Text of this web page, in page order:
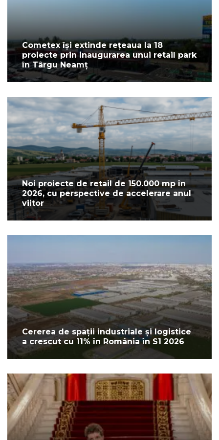
Cometex își extinde rețeaua la 18
proiecte prin inaugurarea unui retail park
în Târgu Neamț
Noi proiecte de retail de 150.000 mp în
2026, cu perspective de accelerare anul
viitor
Cererea de spații industriale și logistice
a crescut cu 11% în România în S1 2026